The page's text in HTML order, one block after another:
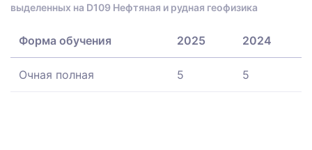
выделенных на D109 Нефтяная и рудная геофизика
Форма обучения 2025 2024
Очная полная 5 5